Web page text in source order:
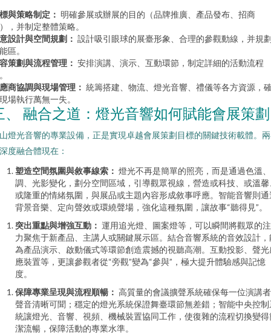
與策略制定： 明確參展或辦展的目的（品牌推廣、產品發布、招商
，并制定整體策略。
設計與空間規劃： 設計吸引眼球的展臺形象、合理的參觀動線，并規
區。
策劃與流程管理： 安排演講、演示、互動環節，制定詳細的活動流程
商協調與現場管理： 統籌搭建、物流、燈光音響、禮儀等各方資源，
場執行萬無一失。
、 融合之道：燈光音響如何賦能會展策劃
燈光音響的專業設備，正是實現卓越會展策劃目標的關鍵技術載體。
度融合體現在：
塑造空間氛圍與敘事線索： 燈光不再是簡單的照亮，而是通過色溫
調、光影變化，劃分空間區域，引導觀眾視線，營造或科技、或溫馨
或隆重的情緒氛圍，與展品或主題內容形成敘事呼應。智能音響則通
背景音樂、定向聲效或環繞聲場，強化這種氛圍，讓故事“聽得見”。
突出重點與增強互動： 運用追光燈、圖案燈等，可以瞬間將觀眾的
力聚焦于新產品、主講人或關鍵展示區。結合音響系統的音效設計，
為產品演示、啟動儀式等環節創造震撼的視聽高潮。互動投影、聲光
應裝置等，更讓參觀者從“旁觀”變為“參與”，極大提升體驗感與記憶
度。
保障專業呈現與流程順暢： 高質量的會議擴聲系統確保每一位演講
聲音清晰可聞；穩定的燈光系統保證舞臺環節無差錯；智能中央控制
統讓燈光、音響、視頻、機械裝置協同工作，使復雜的流程切換變得
潔流暢，保障活動的專業水準。